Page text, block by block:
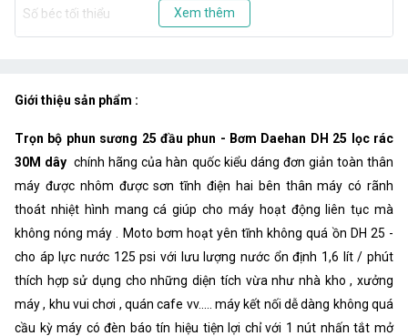
Số béc tối thiểu 15 béc
Xem thêm
Giới thiệu sản phẩm :
Trọn bộ phun sương 25 đầu phun - Bơm Daehan DH 25 lọc rác
30M dây chính hãng của hàn quốc kiểu dáng đơn giản toàn thân
máy được nhôm được sơn tĩnh điện hai bên thân máy có rãnh
thoát nhiệt hình mang cá giúp cho máy hoạt động liên tục mà
không nóng máy . Moto bơm hoạt yên tĩnh không quá ồn DH 25 -
cho áp lực nước 125 psi với lưu lượng nước ổn định 1,6 lít / phút
thích hợp sử dụng cho những diện tích vừa như nhà kho , xưởng
máy , khu vui chơi , quán cafe vv..... máy kết nối dễ dàng không quá
cầu kỳ máy có đèn báo tín hiệu tiện lợi chỉ với 1 nút nhấn tắt mở